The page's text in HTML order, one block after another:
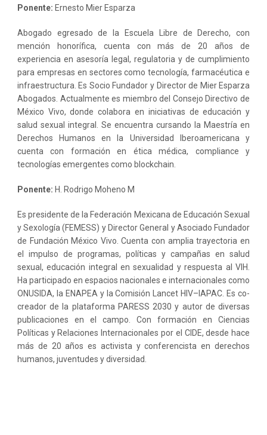
Ponente: Ernesto Mier Esparza
Abogado egresado de la Escuela Libre de Derecho, con
mención honorífica, cuenta con más de 20 años de
experiencia en asesoría legal, regulatoria y de cumplimiento
para empresas en sectores como tecnología, farmacéutica e
infraestructura. Es Socio Fundador y Director de Mier Esparza
Abogados. Actualmente es miembro del Consejo Directivo de
México Vivo, donde colabora en iniciativas de educación y
salud sexual integral. Se encuentra cursando la Maestría en
Derechos Humanos en la Universidad Iberoamericana y
cuenta con formación en ética médica, compliance y
tecnologías emergentes como blockchain.
Ponente: H. Rodrigo Moheno M
Es presidente de la Federación Mexicana de Educación Sexual
y Sexología (FEMESS) y Director General y Asociado Fundador
de Fundación México Vivo. Cuenta con amplia trayectoria en
el impulso de programas, políticas y campañas en salud
sexual, educación integral en sexualidad y respuesta al VIH.
Ha participado en espacios nacionales e internacionales como
ONUSIDA, la ENAPEA y la Comisión Lancet HIV–IAPAC. Es co-
creador de la plataforma PARESS 2030 y autor de diversas
publicaciones en el campo. Con formación en Ciencias
Políticas y Relaciones Internacionales por el CIDE, desde hace
más de 20 años es activista y conferencista en derechos
humanos, juventudes y diversidad.